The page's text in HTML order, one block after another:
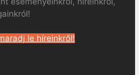
le híreinkről!